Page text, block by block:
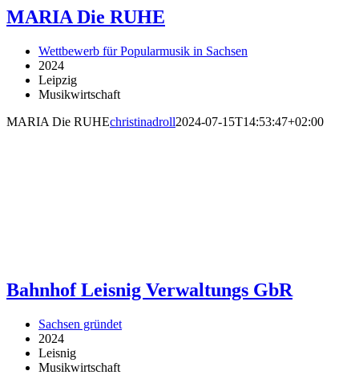
MARIA Die RUHE
Wettbewerb für Popularmusik in Sachsen
2024
Leipzig
Musikwirtschaft
MARIA Die RUHEchristinadroll2024-07-15T14:53:47+02:00
Bahnhof Leisnig Verwaltungs GbR
Sachsen gründet
2024
Leisnig
Musikwirtschaft